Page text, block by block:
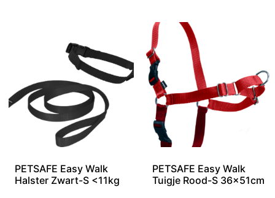
PETSAFE Easy Walk
Halster Zwart-S <11kg
PETSAFE Easy Walk
Tuigje Rood-S 36x51cm